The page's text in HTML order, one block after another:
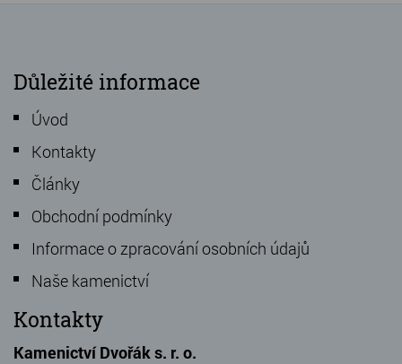
Důležité informace
Úvod
Kontakty
Články
Obchodní podmínky
Informace o zpracování osobních údajů
Naše kamenictví
Kontakty
Kamenictví Dvořák s. r. o.